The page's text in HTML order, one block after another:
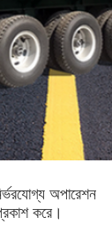
অপারেশন
করে।